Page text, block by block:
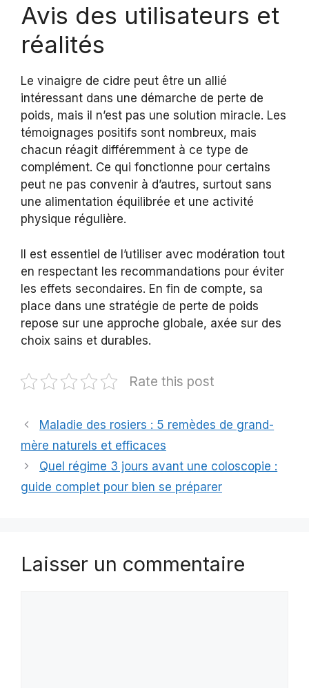
Avis des utilisateurs et
réalités
Le vinaigre de cidre peut être un allié
intéressant dans une démarche de perte de
poids, mais il n’est pas une solution miracle. Les
témoignages positifs sont nombreux, mais
chacun réagit différemment à ce type de
complément. Ce qui fonctionne pour certains
peut ne pas convenir à d’autres, surtout sans
une alimentation équilibrée et une activité
physique régulière.
Il est essentiel de l’utiliser avec modération tout
en respectant les recommandations pour éviter
les effets secondaires. En fin de compte, sa
place dans une stratégie de perte de poids
repose sur une approche globale, axée sur des
choix sains et durables.
Rate this post
Maladie des rosiers : 5 remèdes de grand-
mère naturels et efficaces
Quel régime 3 jours avant une coloscopie :
guide complet pour bien se préparer
Laisser un commentaire